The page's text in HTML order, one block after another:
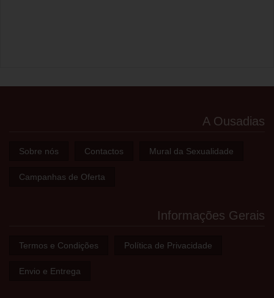
A Ousadias
Sobre nós Contactos Mural da Sexualidade
Campanhas de Oferta
Informações Gerais
Termos e Condições Política de Privacidade
Envio e Entrega